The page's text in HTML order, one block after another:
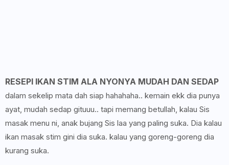
RESEPI IKAN STIM ALA NYONYA MUDAH DAN SEDAP
dalam sekelip mata dah siap hahahaha.. kemain ekk dia punya
ayat, mudah sedap gituuu.. tapi memang betullah, kalau Sis
masak menu ni, anak bujang Sis laa yang paling suka. Dia kalau
ikan masak stim gini dia suka. kalau yang goreng-goreng dia
kurang suka.